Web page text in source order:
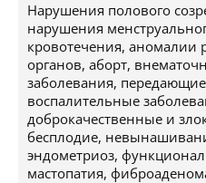
Нарушения полового
нарушения
кровотечения, аномалии
органов, аборт,
заболевания,
воспалительные
доброкачественные и
бесплодие,
эндометриоз,
мастопатия,